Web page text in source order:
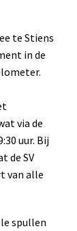
te Stiens
in de
via de
uur. Bij
de SV
van alle
spullen